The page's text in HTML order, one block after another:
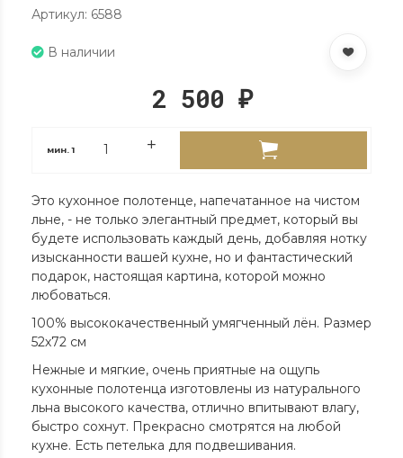
Артикул: 6588
В наличии
2 500 ₽
мин.1
Это кухонное полотенце, напечатанное на чистом
льне, - не только элегантный предмет, который вы
будете использовать каждый день, добавляя нотку
изысканности вашей кухне, но и фантастический
подарок, настоящая картина, которой можно
любоваться.
100% высококачественный умягченный лён. Размер
52х72 см
Нежные и мягкие, очень приятные на ощупь
кухонные полотенца изготовлены из натурального
льна высокого качества, отлично впитывают влагу,
быстро сохнут. Прекрасно смотрятся на любой
кухне. Есть петелька для подвешивания.